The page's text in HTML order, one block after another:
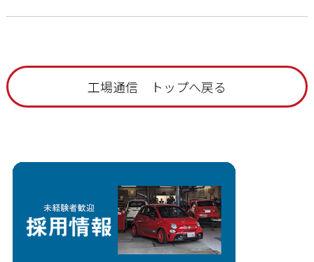
工場通信 トップへ戻る